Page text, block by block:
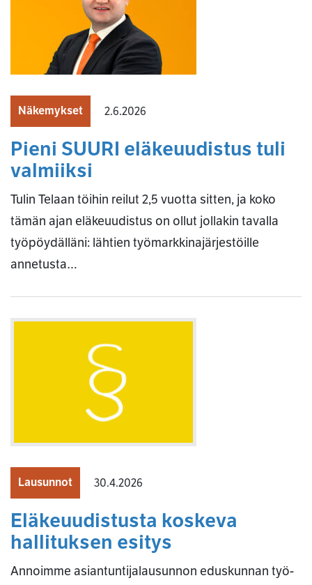
Näkemykset 2.6.2026
Pieni SUURI eläkeuudistus tuli
valmiiksi
Tulin Telaan töihin reilut 2,5 vuotta sitten, ja koko
tämän ajan eläkeuudistus on ollut jollakin tavalla
työpöydälläni: lähtien työmarkkinajärjestöille
annetusta…
Lausunnot 30.4.2026
Eläkeuudistusta koskeva
hallituksen esitys
Annoimme asiantuntijalausunnon eduskunnan työ-